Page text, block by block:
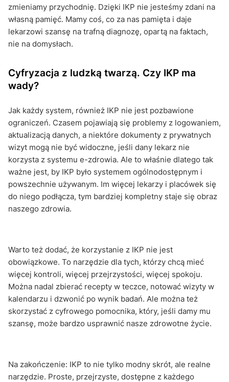
zmieniamy przychodnię. Dzięki IKP nie jesteśmy zdani na
własną pamięć. Mamy coś, co za nas pamięta i daje
lekarzowi szansę na trafną diagnozę, opartą na faktach,
nie na domysłach.
Cyfryzacja z ludzką twarzą. Czy IKP ma
wady?
Jak każdy system, również IKP nie jest pozbawione
ograniczeń. Czasem pojawiają się problemy z logowaniem,
aktualizacją danych, a niektóre dokumenty z prywatnych
wizyt mogą nie być widoczne, jeśli dany lekarz nie
korzysta z systemu e-zdrowia. Ale to właśnie dlatego tak
ważne jest, by IKP było systemem ogólnodostępnym i
powszechnie używanym. Im więcej lekarzy i placówek się
do niego podłącza, tym bardziej kompletny staje się obraz
naszego zdrowia.
Warto też dodać, że korzystanie z IKP nie jest
obowiązkowe. To narzędzie dla tych, którzy chcą mieć
więcej kontroli, więcej przejrzystości, więcej spokoju.
Można nadal zbierać recepty w teczce, notować wizyty w
kalendarzu i dzwonić po wynik badań. Ale można też
skorzystać z cyfrowego pomocnika, który, jeśli damy mu
szansę, może bardzo usprawnić nasze zdrowotne życie.
Na zakończenie: IKP to nie tylko modny skrót, ale realne
narzędzie. Proste, przejrzyste, dostępne z każdego